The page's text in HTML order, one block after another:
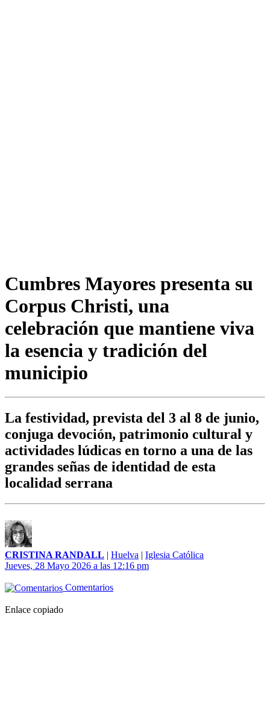
Cumbres Mayores presenta su
Corpus Christi, una
celebración que mantiene viva
la esencia y tradición del
municipio
La festividad, prevista del 3 al 8 de junio,
conjuga devoción, patrimonio cultural y
actividades lúdicas en torno a una de las
grandes señas de identidad de esta
localidad serrana
CRISTINA RANDALL | Huelva | Iglesia Católica
Jueves, 28 Mayo 2026 a las 12:16 pm
Comentarios
Enlace copiado